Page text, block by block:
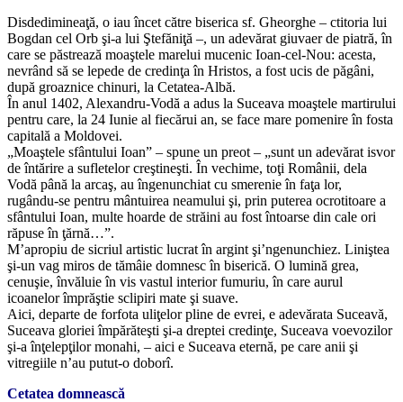
Disdedimineaţă, o iau încet către biserica sf. Gheorghe – ctitoria lui
Bogdan cel Orb şi-a lui Ştefăniţă –, un adevărat giuvaer de piatră, în
care se păstrează moaştele marelui mucenic Ioan-cel-Nou: acesta,
nevrând să se lepede de credinţa în Hristos, a fost ucis de păgâni,
după groaznice chinuri, la Cetatea-Albă.
În anul 1402, Alexandru-Vodă a adus la Suceava moaştele martirului
pentru care, la 24 Iunie al fiecărui an, se face mare pomenire în fosta
capitală a Moldovei.
„Moaştele sfântului Ioan” – spune un preot – „sunt un adevărat isvor
de întărire a sufletelor creştineşti. În vechime, toţi Românii, dela
Vodă până la arcaş, au îngenunchiat cu smerenie în faţa lor,
rugându-se pentru mântuirea neamului şi, prin puterea ocrotitoare a
sfântului Ioan, multe hoarde de străini au fost întoarse din cale ori
răpuse în ţărnă…”.
M’apropiu de sicriul artistic lucrat în argint şi’ngenunchiez. Liniştea
şi-un vag miros de tămâie domnesc în biserică. O lumină grea,
cenuşie, învăluie în vis vastul interior fumuriu, în care aurul
icoanelor împrăştie sclipiri mate şi suave.
Aici, departe de forfota uliţelor pline de evrei, e adevărata Suceavă,
Suceava gloriei împărăteşti şi-a dreptei credinţe, Suceava voevozilor
şi-a înţelepţilor monahi, – aici e Suceava eternă, pe care anii şi
vitregiile n’au putut-o doborî.
Cetatea domnească